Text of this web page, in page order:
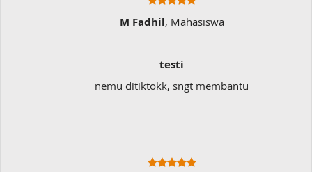
M Fadhil, Mahasiswa
testi
nemu ditiktokk, sngt membantu